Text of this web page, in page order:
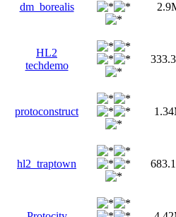
dm_borealis
HL2
techdemo
protoconstruct
hl2_traptown